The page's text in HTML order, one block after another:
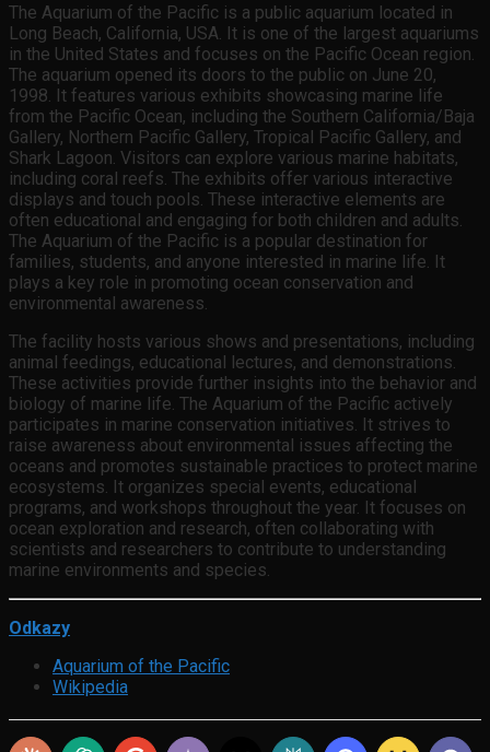
The Aquarium of the Pacific is a public aquarium located in
Long Beach, California, USA. It is one of the largest aquariums
in the United States and focuses on the Pacific Ocean region.
The aquarium opened its doors to the public on June 20,
1998. It features various exhibits showcasing marine life
from the Pacific Ocean, including the Southern California/Baja
Gallery, Northern Pacific Gallery, Tropical Pacific Gallery, and
Shark Lagoon. Visitors can explore various marine habitats,
including coral reefs. The exhibits offer various interactive
displays and touch pools. These interactive elements are
often educational and engaging for both children and adults.
The Aquarium of the Pacific is a popular destination for
families, students, and anyone interested in marine life. It
plays a key role in promoting ocean conservation and
environmental awareness.
The facility hosts various shows and presentations, including
animal feedings, educational lectures, and demonstrations.
These activities provide further insights into the behavior and
biology of marine life. The Aquarium of the Pacific actively
participates in marine conservation initiatives. It strives to
raise awareness about environmental issues affecting the
oceans and promotes sustainable practices to protect marine
ecosystems. It organizes special events, educational
programs, and workshops throughout the year. It focuses on
ocean exploration and research, often collaborating with
scientists and researchers to contribute to understanding
marine environments and species.
Odkazy
Aquarium of the Pacific
Wikipedia